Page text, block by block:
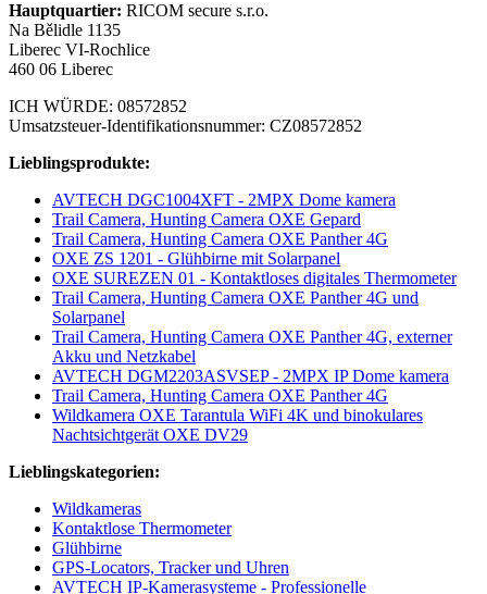
Hauptquartier: RICOM secure s.r.o.
Na Bělidle 1135
Liberec VI-Rochlice
460 06 Liberec
ICH WÜRDE: 08572852
Umsatzsteuer-Identifikationsnummer: CZ08572852
Lieblingsprodukte:
AVTECH DGC1004XFT - 2MPX Dome kamera
Trail Camera, Hunting Camera OXE Gepard
Trail Camera, Hunting Camera OXE Panther 4G
OXE ZS 1201 - Glühbirne mit Solarpanel
OXE SUREZEN 01 - Kontaktloses digitales Thermometer
Trail Camera, Hunting Camera OXE Panther 4G und
Solarpanel
Trail Camera, Hunting Camera OXE Panther 4G, externer
Akku und Netzkabel
AVTECH DGM2203ASVSEP - 2MPX IP Dome kamera
Trail Camera, Hunting Camera OXE Panther 4G
Wildkamera OXE Tarantula WiFi 4K und binokulares
Nachtsichtgerät OXE DV29
Lieblingskategorien:
Wildkameras
Kontaktlose Thermometer
Glühbirne
GPS-Locators, Tracker und Uhren
AVTECH IP-Kamerasysteme - Professionelle